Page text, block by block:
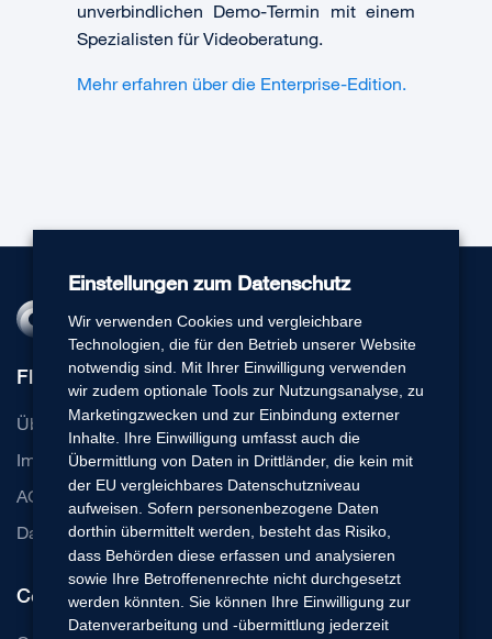
unverbindlichen Demo-Termin mit einem
Spezialisten für Videoberatung.
Mehr erfahren über die Enterprise-Edition.
Flexperto
Über uns
Impressum
AGB
Datenschutz
Communication Cloud
Einstellungen zum Datenschutz
Wir verwenden Cookies und vergleichbare
Technologien, die für den Betrieb unserer Website
notwendig sind. Mit Ihrer Einwilligung verwenden
wir zudem optionale Tools zur Nutzungsanalyse, zu
Marketingzwecken und zur Einbindung externer
Inhalte. Ihre Einwilligung umfasst auch die
Übermittlung von Daten in Drittländer, die kein mit
der EU vergleichbares Datenschutzniveau
aufweisen. Sofern personenbezogene Daten
dorthin übermittelt werden, besteht das Risiko,
dass Behörden diese erfassen und analysieren
sowie Ihre Betroffenenrechte nicht durchgesetzt
werden könnten. Sie können Ihre Einwilligung zur
Datenverarbeitung und -übermittlung jederzeit